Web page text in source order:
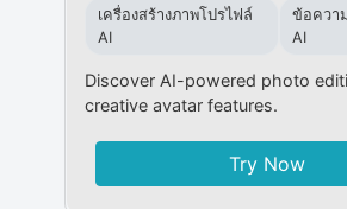
เครื่องสร้างภาพโปรไฟล์
AI
ข้อควา
AI
Discover AI-powered photo
creative avatar features.
Try Now